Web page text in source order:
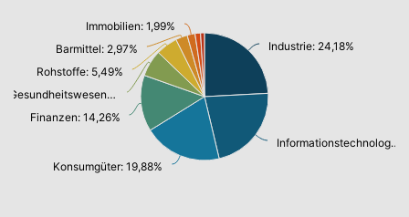
Industrie: 24,18%
Informationstechnologie/ Telekommunikation: 22,11%
Konsumgüter: 19,88%
Finanzen: 14,26%
Gesundheitswesen: 6,74%
Rohstoffe: 5,49%
Barmittel: 2,97%
Immobilien: 1,99%